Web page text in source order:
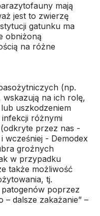
mają
jest to zwierzę
gatunku ma
obniżoną
na różne
(np.
na ich rolę,
uszkodzeniem
różnymi
przez nas -
wcześniej - Demodex
groźnych
w przypadku
także możliwość
tj.
poprzez
dalsze zakażanie” –